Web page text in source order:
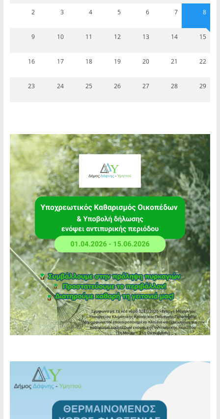
2 3 4 5 6 7 8
9 10 11 12 13 14 15
16 17 18 19 20 21 22
23 24 25 26 27 28 29